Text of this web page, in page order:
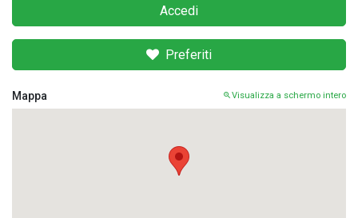
Accedi
Preferiti
Mappa Visualizza a schermo intero